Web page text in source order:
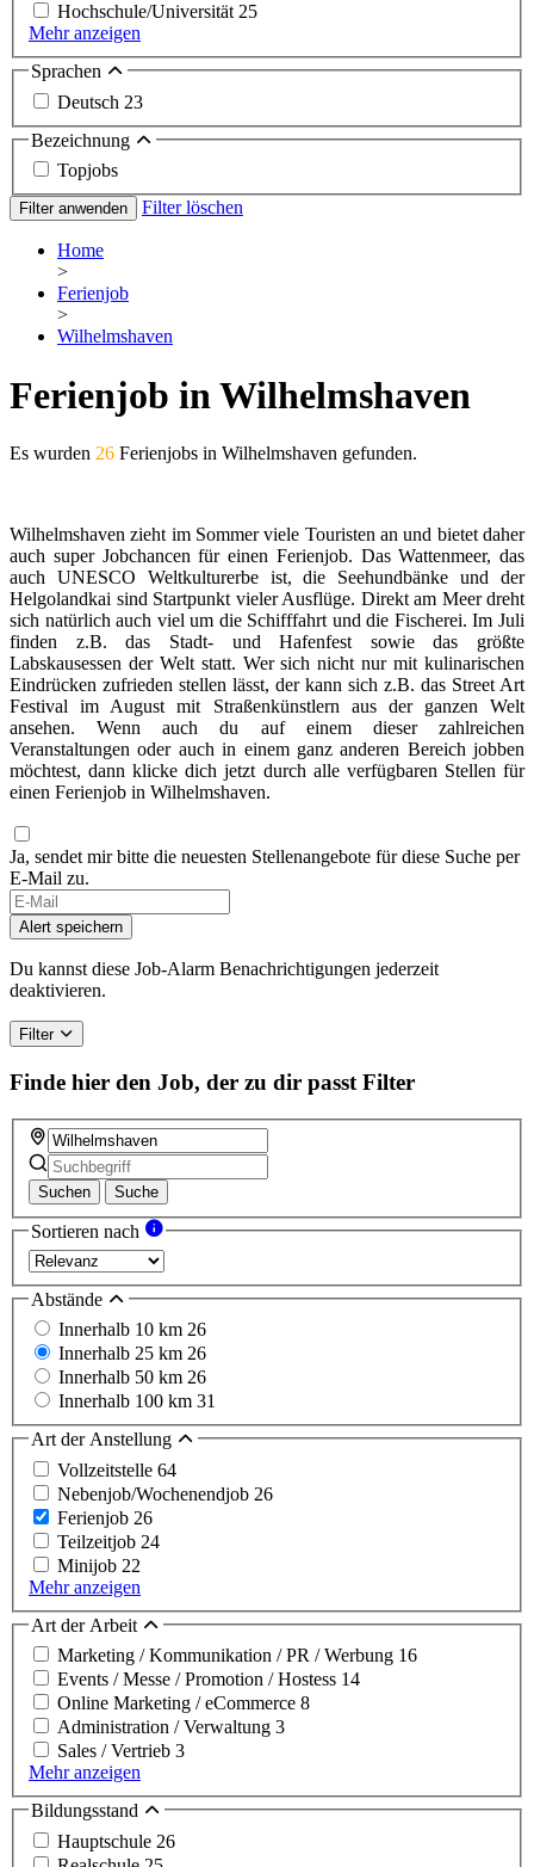
Hochschule/Universität 25
Mehr anzeigen
Sprachen
Deutsch 23
Bezeichnung
Topjobs
Filter anwenden Filter löschen
Home
>
Ferienjob
>
Wilhelmshaven
Ferienjob in Wilhelmshaven
Es wurden 26 Ferienjobs in Wilhelmshaven gefunden.
Wilhelmshaven zieht im Sommer viele Touristen an und bietet daher
auch super Jobchancen für einen Ferienjob. Das Wattenmeer, das
auch UNESCO Weltkulturerbe ist, die Seehundbänke und der
Helgolandkai sind Startpunkt vieler Ausflüge. Direkt am Meer dreht
sich natürlich auch viel um die Schifffahrt und die Fischerei. Im Juli
finden z.B. das Stadt- und Hafenfest sowie das größte
Labskausessen der Welt statt. Wer sich nicht nur mit kulinarischen
Eindrücken zufrieden stellen lässt, der kann sich z.B. das Street Art
Festival im August mit Straßenkünstlern aus der ganzen Welt
ansehen. Wenn auch du auf einem dieser zahlreichen
Veranstaltungen oder auch in einem ganz anderen Bereich jobben
möchtest, dann klicke dich jetzt durch alle verfügbaren Stellen für
einen Ferienjob in Wilhelmshaven.
Ja, sendet mir bitte die neuesten Stellenangebote für diese Suche per
E-Mail zu.
Alert speichern
Du kannst diese Job-Alarm Benachrichtigungen jederzeit
deaktivieren.
Filter
Finde hier den Job, der zu dir passt Filter
Suchen Suche
Sortieren nach
Abstände
Innerhalb 10 km 26
Innerhalb 25 km 26
Innerhalb 50 km 26
Innerhalb 100 km 31
Art der Anstellung
Vollzeitstelle 64
Nebenjob/Wochenendjob 26
Ferienjob 26
Teilzeitjob 24
Minijob 22
Mehr anzeigen
Art der Arbeit
Marketing / Kommunikation / PR / Werbung 16
Events / Messe / Promotion / Hostess 14
Online Marketing / eCommerce 8
Administration / Verwaltung 3
Sales / Vertrieb 3
Mehr anzeigen
Bildungsstand
Hauptschule 26